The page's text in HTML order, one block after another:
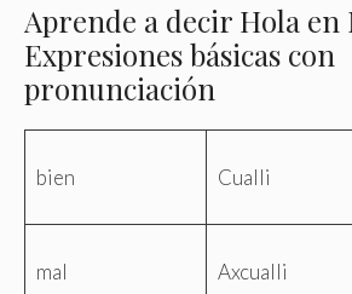
Aprende a decir Hola en
Expresiones básicas con
pronunciación
bien Cualli
mal Axcualli